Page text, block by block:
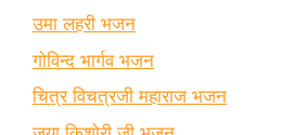
उमा लहरी भजन
गोविन्द भार्गव भजन
चित्र विचत्रजी महाराज भजन